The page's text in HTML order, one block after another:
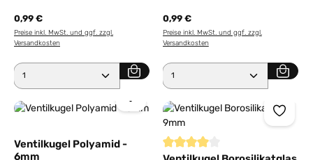
0,99 €
Preise inkl. MwSt. und ggf. zzgl.
Versandkosten
Produkt Anzahl: Gib den gewünschten Wert ein
0,99 €
Preise inkl. MwSt. und ggf. zzgl.
Versandkosten
Produkt Anzahl: Gib den
Ventilkugel Polyamid -
6mm